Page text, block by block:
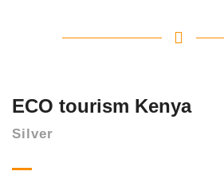
ECO tourism Kenya
Silver